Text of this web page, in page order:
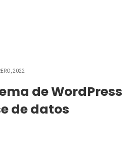
2022
de WordPress
de datos